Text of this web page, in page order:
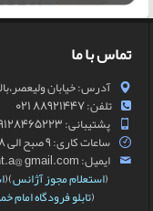
تماس با ما
آدرس: خیابان
تلفن: 88921447 021
پشتیبانی: 09128465223 — 09123183809
ساعات کاری: 9 صبح الی 18
ایمیل: 20gasht.a@ gmail.com
(استعلام مجوز آژانس)(
(تابلو فرودگاه امام